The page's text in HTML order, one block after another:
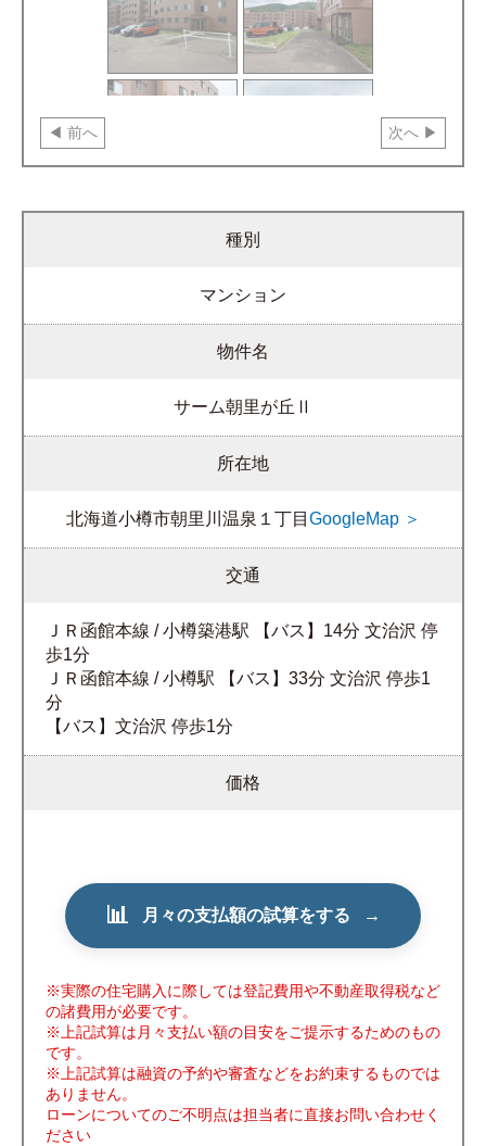
前へ 次へ
種別
マンション
物件名
サーム朝里が丘Ⅱ
所在地
北海道小樽市朝里川温泉１丁目 GoogleMap ＞
交通
ＪＲ函館本線 / 小樽築港駅 【バス】14分 文治沢 停
歩1分
ＪＲ函館本線 / 小樽駅 【バス】33分 文治沢 停歩1
分
【バス】文治沢 停歩1分
価格
📊 月々の支払額の試算をする →
※実際の住宅購入に際しては登記費用や不動産取得税など
の諸費用が必要です。
※上記試算は月々支払い額の目安をご提示するためのもの
です。
※上記試算は融資の予約や審査などをお約束するものでは
ありません。
ローンについてのご不明点は担当者に直接お問い合わせく
ださい